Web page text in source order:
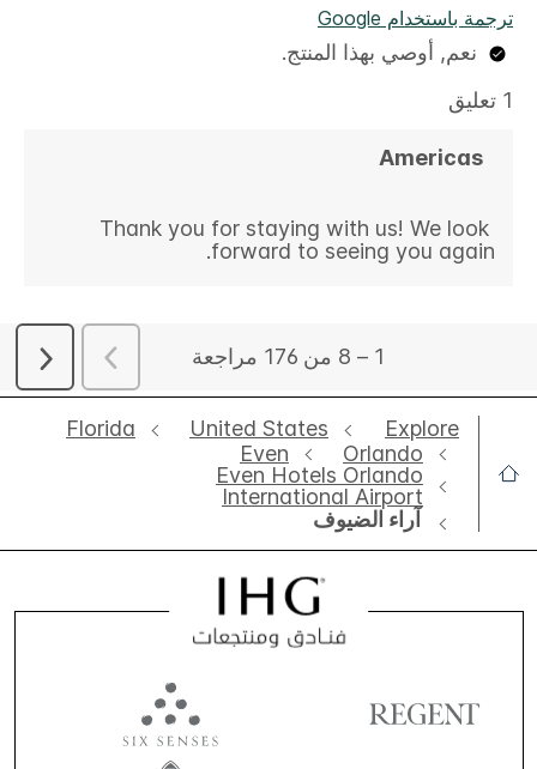
Explore
United States
Florida
Orlando
Even
Even Hotels Orlando
International Airport
آراء الضيوف